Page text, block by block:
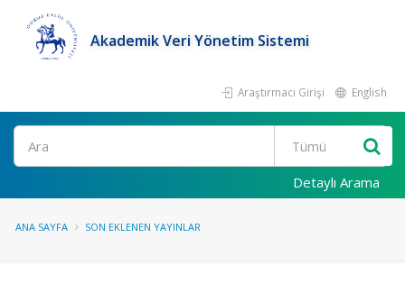
Akademik Veri Yönetim Sistemi
Araştırmacı Girişi English
Ara
Detaylı Arama
ANA SAYFA SON EKLENEN YAYINLAR